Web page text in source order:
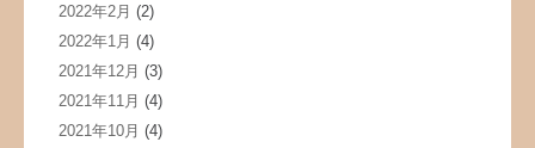
2022年2月 (2)
2022年1月 (4)
2021年12月 (3)
2021年11月 (4)
2021年10月 (4)